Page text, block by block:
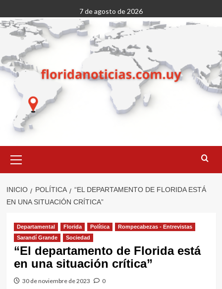
al
contenido
7 de agosto de 2026
primario
INICIO POLÍTICA
“EL DEPARTAMENTO DE FLORIDA ESTÁ
EN UNA SITUACIÓN CRÍTICA”
Departamental Florida Política
Rompecabezas - Entrevistas
Sarandí Grande
Sociedad
“El departamento de Florida está
en una situación crítica”
30 de noviembre de 2023 0